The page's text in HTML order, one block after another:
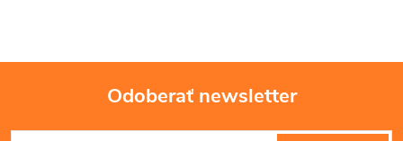
v
Odoberať newsletter